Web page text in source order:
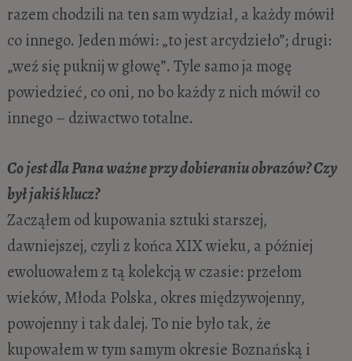
razem chodzili na ten sam wydział, a każdy mówił
co innego. Jeden mówi: „to jest arcydzieło”; drugi:
„weź się puknij w głowę”. Tyle samo ja mogę
powiedzieć, co oni, no bo każdy z nich mówił co
innego – dziwactwo totalne.
Co jest dla Pana ważne przy dobieraniu obrazów? Czy
był jakiś klucz?
Zacząłem od kupowania sztuki starszej,
dawniejszej, czyli z końca XIX wieku, a później
ewoluowałem z tą kolekcją w czasie: przełom
wieków, Młoda Polska, okres międzywojenny,
powojenny i tak dalej. To nie było tak, że
kupowałem w tym samym okresie Boznańską i